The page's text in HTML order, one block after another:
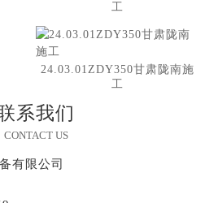
工
24.03.01ZDY350甘肃陇南施
工
系我们
CONTACT US
有限公司